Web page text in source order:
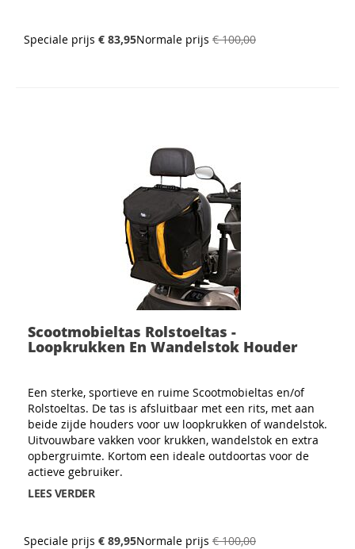
Speciale prijs € 83,95Normale prijs € 100,00
Scootmobieltas Rolstoeltas -
Loopkrukken En Wandelstok Houder
Een sterke, sportieve en ruime Scootmobieltas en/of
Rolstoeltas. De tas is afsluitbaar met een rits, met aan
beide zijde houders voor uw loopkrukken of wandelstok.
Uitvouwbare vakken voor krukken, wandelstok en extra
opbergruimte. Kortom een ideale outdoortas voor de
actieve gebruiker.
LEES VERDER
Speciale prijs € 89,95Normale prijs € 100,00